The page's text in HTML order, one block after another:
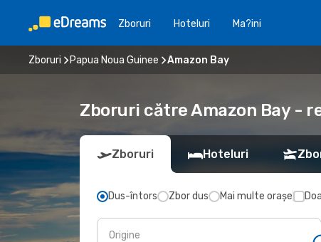
Zboruri Hoteluri Ma?ini
Zboruri Papua Noua Guinee Amazon Bay
Zboruri către Amazon Bay -
Zboruri Hoteluri
Dus-întors Zbor dus Mai multe orașe
Origine